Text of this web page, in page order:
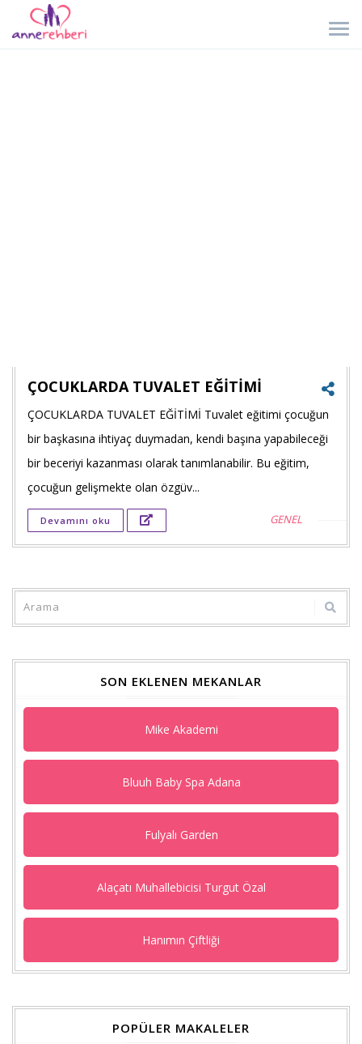
ÇOCUKLARDA TUVALET EĞİTİMİ
+'ta
ÇOCUKLARDA TUVALET EĞİTİMİ Tuvalet eğitimi çocuğun
bir başkasına ihtiyaç duymadan, kendi başına yapabileceği
bir beceriyi kazanması olarak tanımlanabilir. Bu eğitim,
çocuğun gelişmekte olan özgüv...
Devamını oku GENEL
SON EKLENEN MEKANLAR
Mike Akademi
Bluuh Baby Spa Adana
Fulyalı Garden
Alaçatı Muhallebicisi Turgut Özal
Hanımın Çiftliği
POPÜLER MAKALELER